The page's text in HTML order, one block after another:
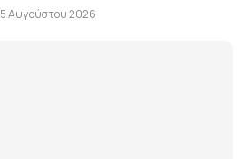
5 Αυγούστου 2026